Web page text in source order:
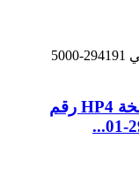
عمود الكامات الأصلي لمضخة HP4 رقم